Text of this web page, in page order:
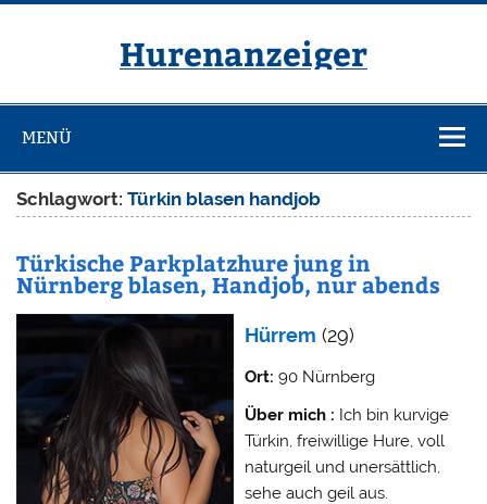
Zum
Hurenanzeiger
MENÜ
Schlagwort:Türkin blasen handjob
Türkische Parkplatzhure jung in
Nürnberg blasen, Handjob, nur abends
Hürrem (29)
Ort: 90 Nürnberg
Über mich : Ich bin kurvige
Türkin, freiwillige Hure, voll
naturgeil und unersättlich,
sehe auch geil aus.